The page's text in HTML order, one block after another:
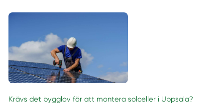
Krävs det bygglov för att montera solceller i Uppsala?